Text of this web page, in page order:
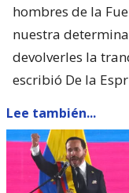
hombres de la
nuestra
devolverles la
escribió De la
Lee también...